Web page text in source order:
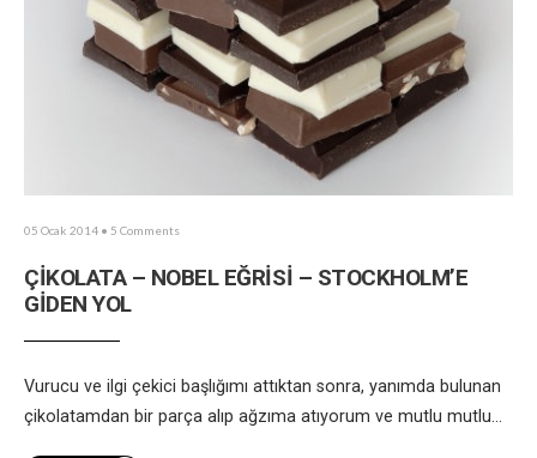
05 Ocak 2014 • 5 Comments
ÇİKOLATA – NOBEL EĞRİSİ – STOCKHOLM’E
GİDEN YOL
Vurucu ve ilgi çekici başlığımı attıktan sonra, yanımda bulunan
çikolatamdan bir parça alıp ağzıma atıyorum ve mutlu mutlu...